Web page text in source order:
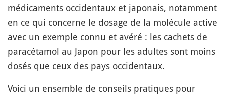
médicaments occidentaux et japonais, notamment
en ce qui concerne le dosage de la molécule active
avec un exemple connu et avéré : les cachets de
paracétamol au Japon pour les adultes sont moins
dosés que ceux des pays occidentaux.
Voici un ensemble de conseils pratiques pour